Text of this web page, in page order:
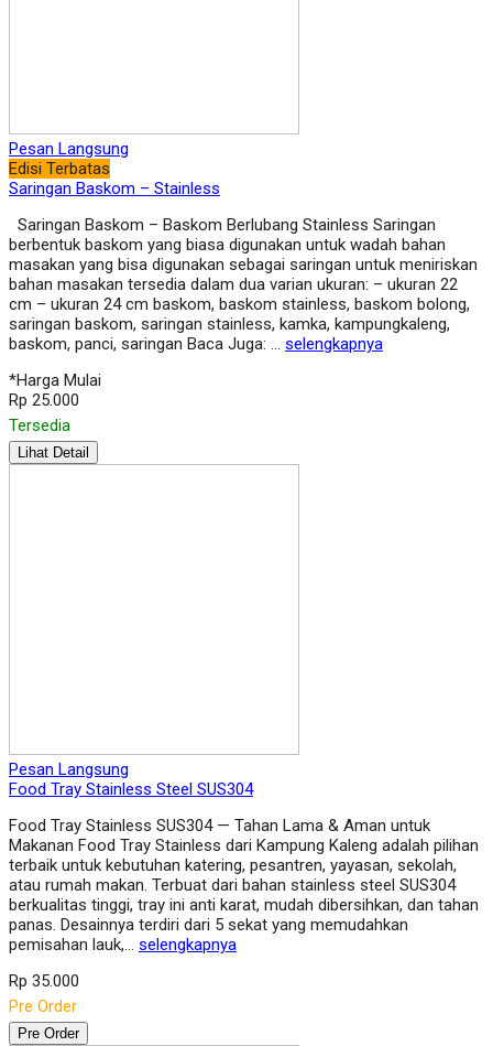
Pesan Langsung
Edisi Terbatas
Saringan Baskom – Stainless
Saringan Baskom – Baskom Berlubang Stainless Saringan
berbentuk baskom yang biasa digunakan untuk wadah bahan
masakan yang bisa digunakan sebagai saringan untuk meniriskan
bahan masakan tersedia dalam dua varian ukuran: – ukuran 22
cm – ukuran 24 cm baskom, baskom stainless, baskom bolong,
saringan baskom, saringan stainless, kamka, kampungkaleng,
baskom, panci, saringan Baca Juga: … selengkapnya
*Harga Mulai
Rp 25.000
Tersedia
Lihat Detail
Pesan Langsung
Food Tray Stainless Steel SUS304
Food Tray Stainless SUS304 — Tahan Lama & Aman untuk
Makanan Food Tray Stainless dari Kampung Kaleng adalah pilihan
terbaik untuk kebutuhan katering, pesantren, yayasan, sekolah,
atau rumah makan. Terbuat dari bahan stainless steel SUS304
berkualitas tinggi, tray ini anti karat, mudah dibersihkan, dan tahan
panas. Desainnya terdiri dari 5 sekat yang memudahkan
pemisahan lauk,… selengkapnya
Rp 35.000
Pre Order
Pre Order